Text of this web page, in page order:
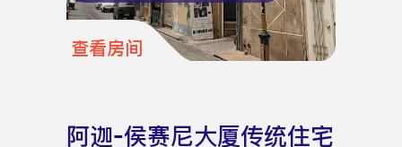
查看房间
阿迦-侯赛尼大厦传统住宅